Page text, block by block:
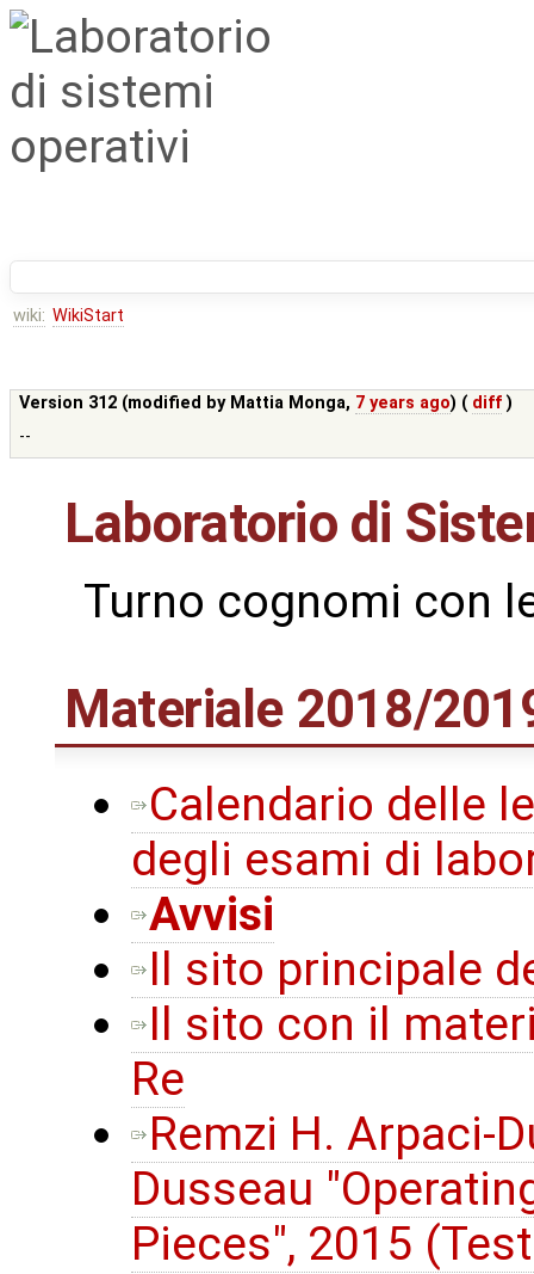
wiki: WikiStart
Version 312 (modified by Mattia Monga, 7 years ago) ( diff )
--
Laboratorio di
Turno cognomi con
Materiale 2018/
Calendario delle
degli esami di
Avvisi
Il sito principale
Il sito con il
Re
Remzi H. Arpaci-
Dusseau
Pieces", 2015